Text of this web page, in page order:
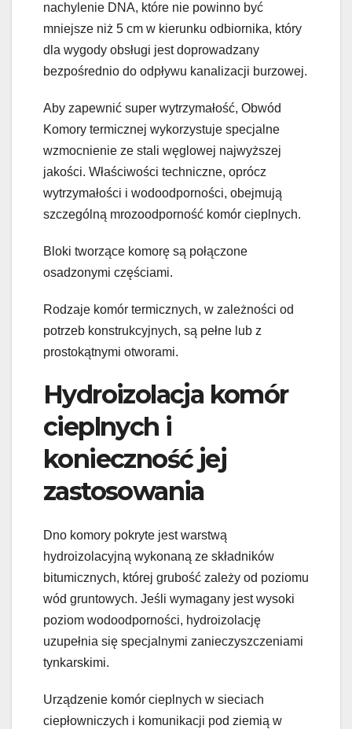
nachylenie DNA, które nie powinno być
mniejsze niż 5 cm w kierunku odbiornika, który
dla wygody obsługi jest doprowadzany
bezpośrednio do odpływu kanalizacji burzowej.
Aby zapewnić super wytrzymałość, Obwód
Komory termicznej wykorzystuje specjalne
wzmocnienie ze stali węglowej najwyższej
jakości. Właściwości techniczne, oprócz
wytrzymałości i wodoodporności, obejmują
szczególną mrozoodporność komór cieplnych.
Bloki tworzące komorę są połączone
osadzonymi częściami.
Rodzaje komór termicznych, w zależności od
potrzeb konstrukcyjnych, są pełne lub z
prostokątnymi otworami.
Hydroizolacja komór
cieplnych i
konieczność jej
zastosowania
Dno komory pokryte jest warstwą
hydroizolacyjną wykonaną ze składników
bitumicznych, której grubość zależy od poziomu
wód gruntowych. Jeśli wymagany jest wysoki
poziom wodoodporności, hydroizolację
uzupełnia się specjalnymi zanieczyszczeniami
tynkarskimi.
Urządzenie komór cieplnych w sieciach
ciepłowniczych i komunikacji pod ziemią w